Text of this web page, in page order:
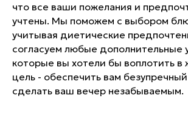
что все ваши пожелания и
учтены. Мы поможем с выбором
учитывая диетические
согласуем любые дополнительные
которые вы хотели бы воплотить в
цель - обеспечить вам
сделать ваш вечер незабываемым.